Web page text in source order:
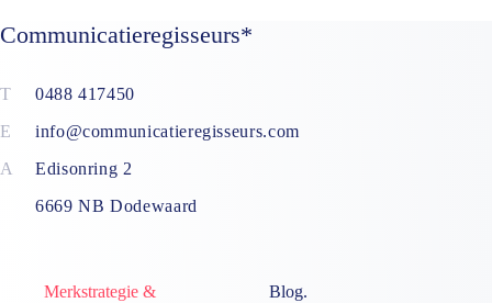
Communicatieregisseurs*
0488 417450
info@communicatieregisseurs.com
Edisonring 2
6669 NB Dodewaard
Merkstrategie &
Blog.